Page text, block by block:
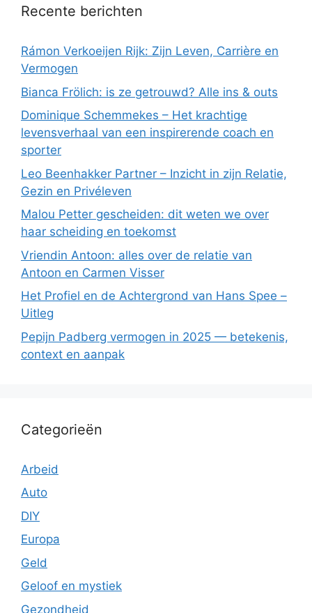
Recente berichten
Rámon Verkoeijen Rijk: Zijn Leven, Carrière en
Vermogen
Bianca Frölich: is ze getrouwd? Alle ins & outs
Dominique Schemmekes – Het krachtige
levensverhaal van een inspirerende coach en
sporter
Leo Beenhakker Partner – Inzicht in zijn Relatie,
Gezin en Privéleven
Malou Petter gescheiden: dit weten we over
haar scheiding en toekomst
Vriendin Antoon: alles over de relatie van
Antoon en Carmen Visser
Het Profiel en de Achtergrond van Hans Spee –
Uitleg
Pepijn Padberg vermogen in 2025 — betekenis,
context en aanpak
Categorieën
Arbeid
Auto
DIY
Europa
Geld
Geloof en mystiek
Gezondheid